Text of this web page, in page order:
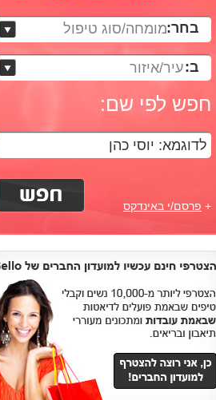
בחר:מומחה/סוג טיפול
ב:עיר/איזור
חפש לפי שם:
+ פרסם/י באינדקס